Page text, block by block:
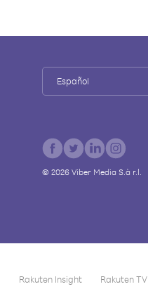
Español
© 2026 Viber Media S.à r.l.
Rakuten Insight Rakuten TV